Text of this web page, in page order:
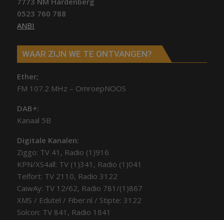
0523 760 788
ANBI
WAAR ZIJN WE TE ONTVANGEN?
Ether;
FM 107.2 MHz – OmroepNOOS
DAB+:
Kanaal 5B
Digitale Kanalen:
Ziggo: TV 41, Radio (1)916
KPN/XS4all: TV (1)341, Radio (1)041
Telfort: TV 2110, Radio 3122
CaiwAy: TV 12/62, Radio 781/(1)867
XMS / Edutel / Fiber.nl / Stipte: 3122
Solcon: TV 841, Radio 1841